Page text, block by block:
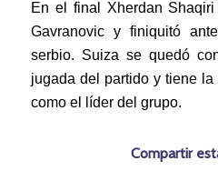
En el final Xherdan
Gavranovic y finiquitó
serbio. Suiza se quedó
jugada del partido y tiene
como el líder del grupo.
Compartir